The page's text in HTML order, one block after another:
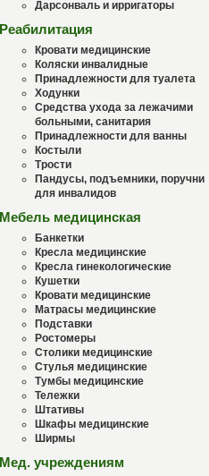
Дарсонваль и ирригаторы
Реабилитация
Кровати медицинские
Коляски инвалидные
Принадлежности для туалета
Ходунки
Средства ухода за лежачими
больными, санитария
Принадлежности для ванны
Костыли
Трости
Пандусы, подъемники, поручни
для инвалидов
Мебель медицинская
Банкетки
Кресла медицинские
Кресла гинекологические
Кушетки
Кровати медицинские
Матрасы медицинские
Подставки
Ростомеры
Столики медицинские
Стулья медицинские
Тумбы медицинские
Тележки
Штативы
Шкафы медицинские
Ширмы
Мед. учреждениям